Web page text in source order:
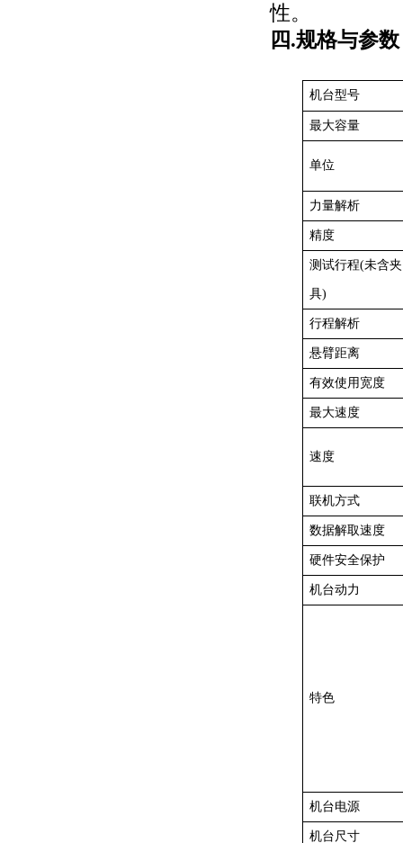
性。
四.规格与参
机台型号
最大容量
单位
力量解析
精度
测试行程(未含夹
具)
行程解析
悬臂距离
有效使用宽度
最大速度
速度
联机方式
数据解取速度
硬件安全保护
机台动力
特色
机台电源
机台尺寸